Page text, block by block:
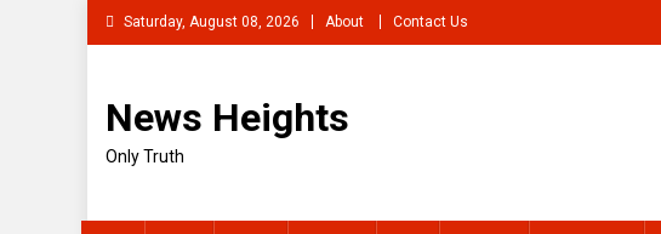
Skip
to
Saturday, August 08, 2026 About Contact Us
News Heights
Only Truth